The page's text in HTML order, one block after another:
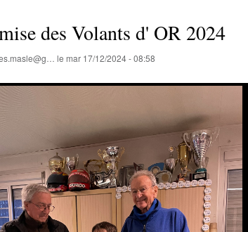
des Volants d' OR 2024
le mar 17/12/2024 - 08:58